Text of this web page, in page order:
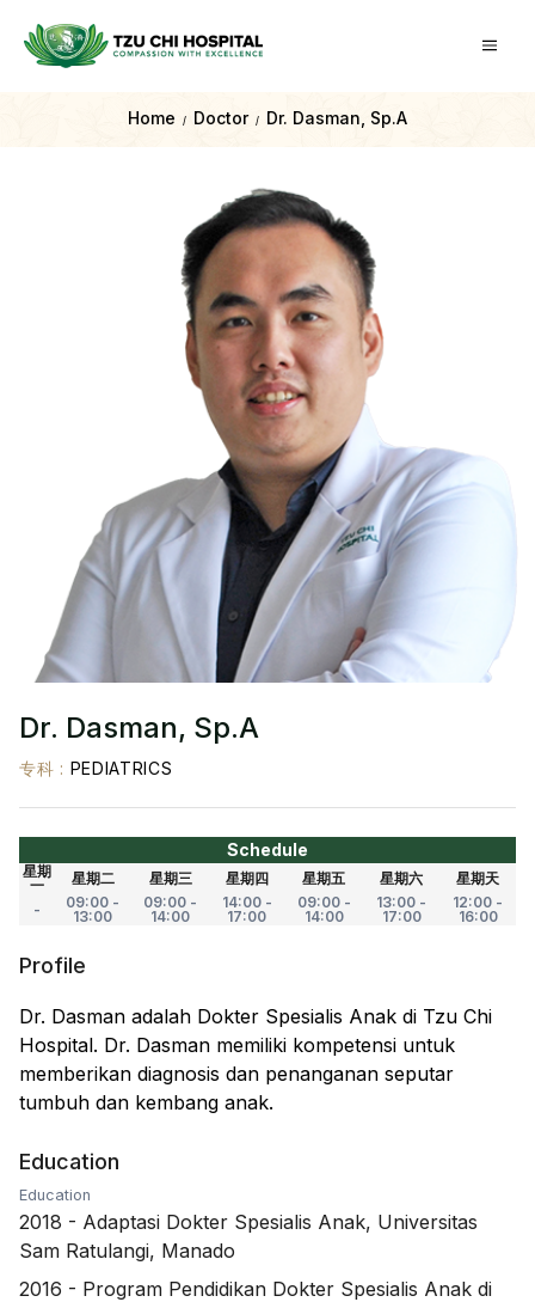
Home / Doctor / Dr. Dasman, Sp.A
Dr. Dasman, Sp.A
专科 : PEDIATRICS
Schedule
星期
一
星期二 星期三 星期四 星期五 星期六
星期天
-
09:00 -
13:00
09:00 -
14:00
14:00 -
17:00
09:00 -
14:00
13:00 -
17:00
12:00 -
16:00
Profile
Dr. Dasman adalah Dokter Spesialis Anak di Tzu Chi
Hospital. Dr. Dasman memiliki kompetensi untuk
memberikan diagnosis dan penanganan seputar
tumbuh dan kembang anak.
Education
Education
2018 - Adaptasi Dokter Spesialis Anak, Universitas
Sam Ratulangi, Manado
2016 - Program Pendidikan Dokter Spesialis Anak di